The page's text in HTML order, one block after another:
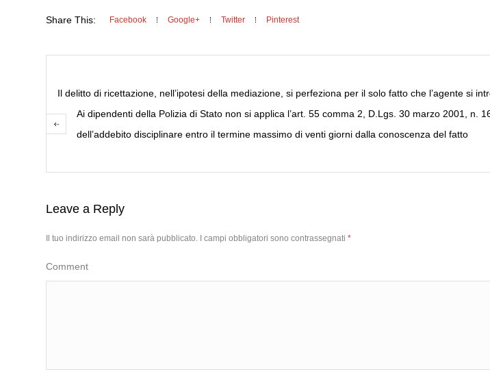
Share This: Facebook Google+ Twitter Pinterest
Il delitto di ricettazione, nell’ipotesi della mediazione, si perfeziona per il solo fatto che l’agente si
Ai dipendenti della Polizia di Stato non si applica l’art. 55 comma 2, D.Lgs. 30 marzo 2001, n.
dell’addebito disciplinare entro il termine massimo di venti giorni dalla conoscenza del fatto
Leave a Reply
Il tuo indirizzo email non sarà pubblicato. I campi obbligatori sono contrassegnati*
Comment